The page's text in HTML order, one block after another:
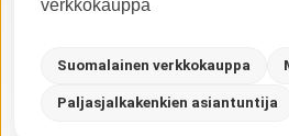
verkkokauppa
Suomalainen verkkokauppa
Paljasjalkakenkien asiantuntija